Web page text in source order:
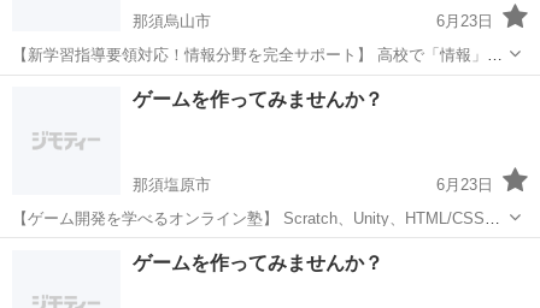
那須烏山市
6月23日
【新学習指導要領対応！情報分野を完全サポート】 高校で「情報」が
必修化されました。 プログラミングの基礎をしっかり身につけましょ
学校の授業...
那須烏山市 プログラミング
ゲームを作ってみませんか？
那須塩原市
6月23日
【ゲーム開発を学べるオンライン塾】 Scratch、Unity、HTML/CSSな
ど、様々なプログラミング言語が学べます。 こんなお悩みはありませ
んか？ 学校の情報分野の授業だけでは不安 プログラミング...
那須塩原市 プログラミング
ゲームを作ってみませんか？